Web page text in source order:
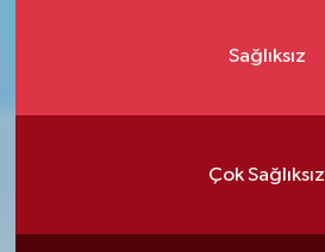
Sağlıksız
Çok Sağlıksız